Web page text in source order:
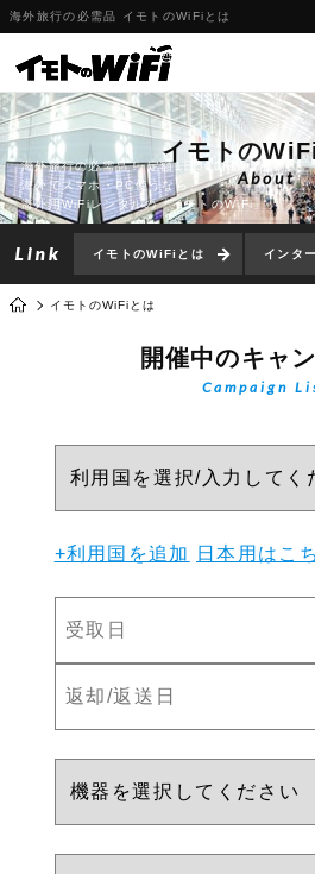
海外旅行の必需品 イモトのWiFiとは
イモトの
About
イモトのWiFiとは インタ
イモトのWiFiとは
開催中のキャ
Campaign
海外旅行の必需品！ 定額1日500円～
海外でスマホ・PC使うなら、
海外用WiFiレンタルの「イモトのWiFi」
+利用国を追加 日本用はこ